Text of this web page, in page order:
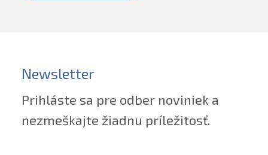
Newsletter
Prihláste sa pre odber noviniek a
nezmeškajte žiadnu príležitosť.